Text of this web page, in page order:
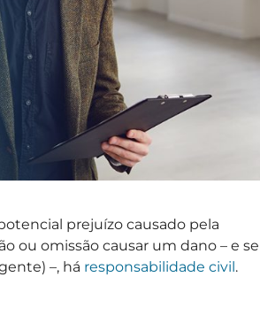
prejuízo causado pela
ou omissão causar um dano – e se
–, há responsabilidade civil .